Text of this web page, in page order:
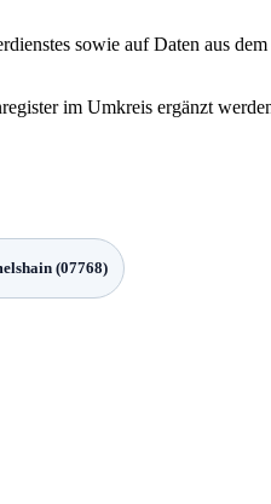
sowie auf Daten aus dem
im Umkreis ergänzt
(07768)